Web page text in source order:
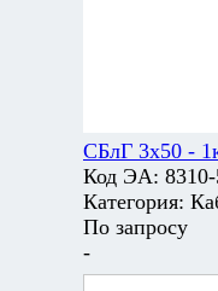
СБлГ 3х50 -
Код ЭА:
Категория:
По запросу
-